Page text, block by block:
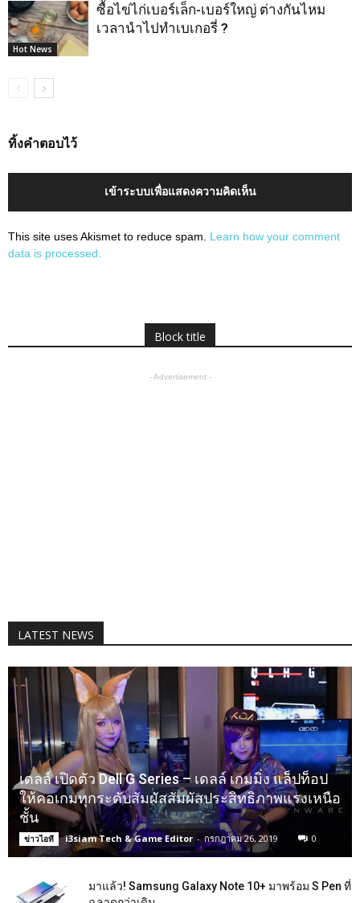
Hot News
ซื้อไข่ไก่เบอร์เล็ก-เบอร์ใหญ่ ต่างกันไหม
เวลานำไปทำเบเกอรี่ ?
ทิ้งคำตอบไว้
เข้าระบบเพื่อแสดงความคิดเห็น
This site uses Akismet to reduce spam. Learn how your comment
data is processed.
Block title
- Advertisement -
LATEST NEWS
เดลล์ เปิดตัว Dell G Series – เดลล์ เกมมิ่ง แล็ปท็อป
ให้คอเกมทุกระดับสัมผัสสัมผัสประสิทธิภาพแรงเหนือ
ชั้น
ข่าวไอที i3siam Tech & Game Editor - กรกฎาคม 26, 2019 0
มาแล้ว! Samsung Galaxy Note 10+ มาพร้อม S Pen ที่